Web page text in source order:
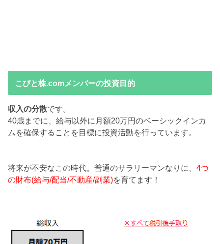
こびと株.comメンバーの投資目的
収入の分散です。
40歳までに、給与以外に月額20万円のベーシックインカ
ムを確保することを目標に投資活動を行っています。
将来が不安なこの時代。普通のサラリーマンなりに、4つ
の財布(給与/配当/不動産/副業)を育てます！